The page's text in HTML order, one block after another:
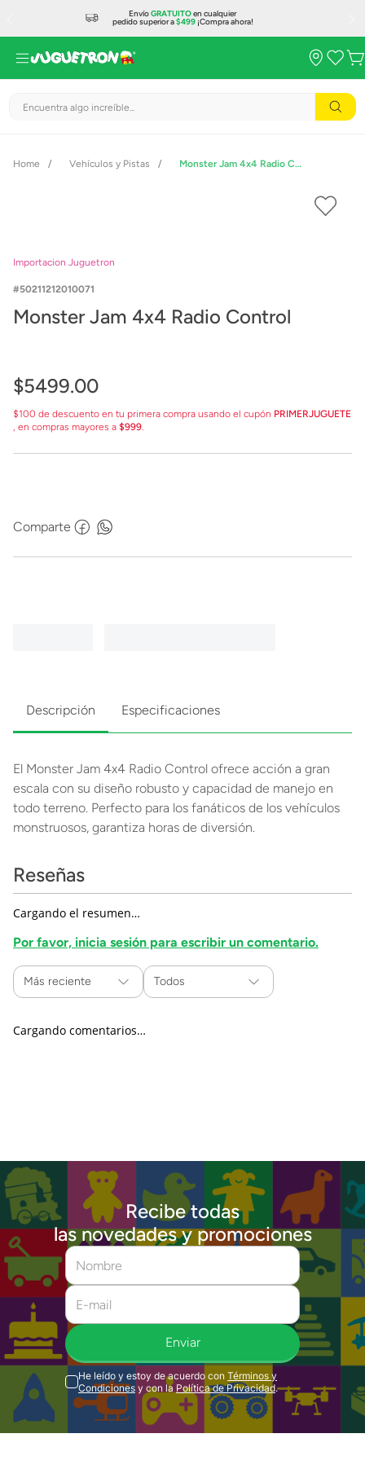
EnvíoGRATUITOen cualquier
pedido superior a$499¡Compra ahora!
Encuentra algo increíble...
Vehículos y Pistas Monster Jam 4x4 Radio Control
Importacion Juguetron
50211212010071
Monster Jam 4x4 Radio Control
$5499.00
$100 de descuento en tu primera compra usando el cupón PRIMERJUGUETE
, en compras mayores a $999.
Comparte
Descripción Especificaciones
El Monster Jam 4x4 Radio Control ofrece acción a gran
escala con su diseño robusto y capacidad de manejo en
todo terreno. Perfecto para los fanáticos de los vehículos
monstruosos, garantiza horas de diversión.
Reseñas
Cargando el resumen…
Por favor, inicia sesión para escribir un comentario.
Más reciente Todos
Cargando comentarios…
Recibe todas
las novedades y promociones
Enviar
He leído y estoy de acuerdo con Términos y
Condiciones y con la Política de Privacidad.